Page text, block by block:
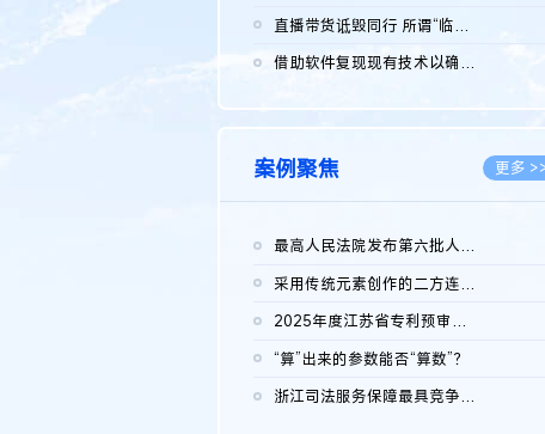
直播带货诋毁同行 所谓“临场发挥”不免责
借助软件复现现有技术以确认相关参数特征是否被公开
案例聚焦 更多
最高人民法院发布第六批人民法院种业知识产权司法保护典型案例 含...
采用传统元素创作的二方连续装饰图案作品的独创性及侵权对比认定
2025年度江苏省专利预审典型案例
“算”出来的参数能否“算数”？
浙江司法服务保障最具竞争力营商环境建设典型案例（第二批）含侵...